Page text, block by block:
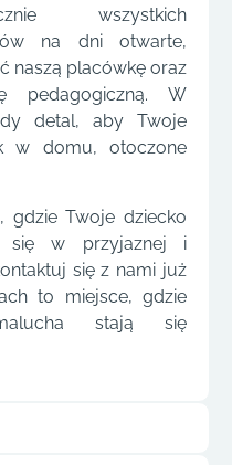
wszystkich
na dni otwarte,
naszą placówkę oraz
pedagogiczną. W
detal, aby Twoje
w domu, otoczone
gdzie Twoje dziecko
się w przyjaznej i
się z nami już
to miejsce, gdzie
stają się